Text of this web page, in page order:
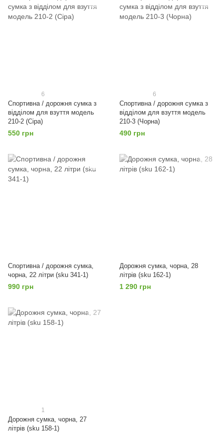
6
Спортивна / дорожня сумка з
відділом для взуття модель
210-2 (Сіра)
550 грн
6
Спортивна / дорожня сумка з
відділом для взуття модель
210-3 (Чорна)
490 грн
Спортивна / дорожня сумка,
чорна, 22 літри (sku 341-1)
990 грн
Дорожня сумка, чорна, 28
літрів (sku 162-1)
1 290 грн
1
Дорожня сумка, чорна, 27
літрів (sku 158-1)